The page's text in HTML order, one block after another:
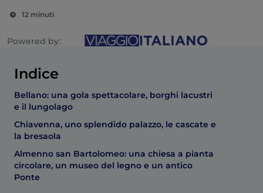
12 minuti
Powered by:
Indice
Bellano: una gola spettacolare, borghi lacustri
e il lungolago
Chiavenna, uno splendido palazzo, le cascate e
la bresaola
Almenno san Bartolomeo: una chiesa a pianta
circolare, un museo del legno e un antico
Ponte